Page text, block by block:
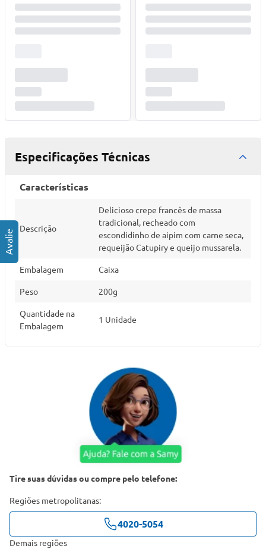
Especificações Técnicas
Características
Descrição
Delicioso crepe francês de massa
tradicional, recheado com
escondidinho de aipim com carne seca,
requeijão Catupiry e queijo mussarela.
Embalagem Caixa
Peso 200g
Quantidade na
Embalagem
1 Unidade
Tire suas dúvidas ou compre pelo telefone:
Regiões metropolitanas:
4020-5054
Demais regiões